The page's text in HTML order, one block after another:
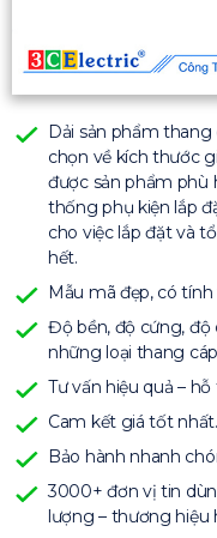
Dải sản phẩm thang
chọn về kích thước
được sản phẩm phù
thống phụ kiện lắp
cho việc lắp đặt và
hết.
Mẫu mã đẹp, có
Độ bền, độ cứng, độ
những loại thang
Tư vấn hiệu quả –
Cam kết giá tốt nhất.
Bảo hành nhanh
3000+ đơn vị tin
lượng – thương hiệu